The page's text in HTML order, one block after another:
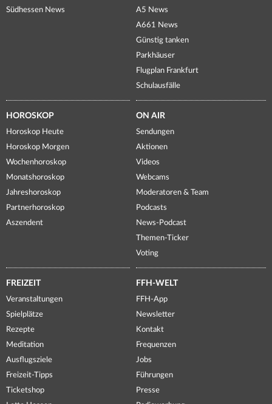
Südhessen News
A5 News
A661 News
Günstig tanken
Parkhäuser
Flugplan Frankfurt
Schulausfälle
HOROSKOP
Horoskop Heute
Horoskop Morgen
Wochenhoroskop
Monatshoroskop
Jahreshoroskop
Partnerhoroskop
Aszendent
ON AIR
Sendungen
Aktionen
Videos
Webcams
Moderatoren & Team
Podcasts
News-Podcast
Themen-Ticker
Voting
FREIZEIT
Veranstaltungen
Spielplätze
Rezepte
Meditation
Ausflugsziele
Freizeit-Tipps
Ticketshop
FFH-WELT
FFH-App
Newsletter
Kontakt
Frequenzen
Jobs
Führungen
Presse